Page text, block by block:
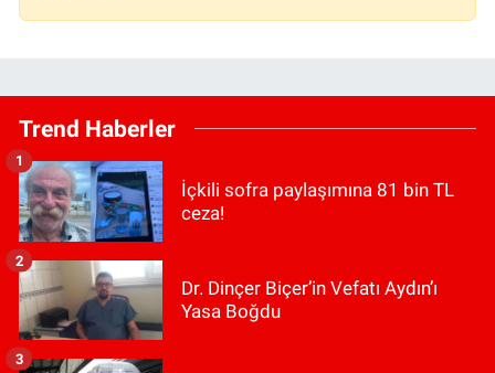
Trend Haberler
İçkili sofra paylaşımına 81 bin TL
ceza!
1
Dr. Dinçer Biçer’in Vefatı Aydın’ı
Yasa Boğdu
2
3